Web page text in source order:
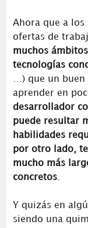
Ahora que a los
ofertas de
muchos ámbitos
tecnologías
…) que un
aprender en
desarrollador
puede resultar
habilidades
por otro lado,
mucho más
concretos.
Y quizás en
siendo una